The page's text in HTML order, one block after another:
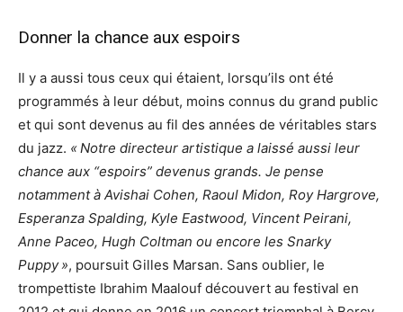
Donner la chance aux espoirs
Il y a aussi tous ceux qui étaient, lorsqu’ils ont été
programmés à leur début, moins connus du grand public
et qui sont devenus au fil des années de véritables stars
du jazz. « Notre directeur artistique a laissé aussi leur
chance aux “espoirs” devenus grands. Je pense
notamment à Avishai Cohen, Raoul Midon, Roy Hargrove,
Esperanza Spalding, Kyle Eastwood, Vincent Peirani,
Anne Paceo, Hugh Coltman ou encore les Snarky
Puppy », poursuit Gilles Marsan. Sans oublier, le
trompettiste Ibrahim Maalouf découvert au festival en